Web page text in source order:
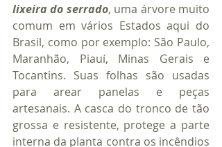
lixeira do serrado, uma árvore muito
comum em vários Estados aqui do
Brasil, como por exemplo: São Paulo,
Maranhão, Piauí, Minas Gerais e
Tocantins. Suas folhas são usadas
para arear panelas e peças
artesanais. A casca do tronco de tão
grossa e resistente, protege a parte
interna da planta contra os incêndios